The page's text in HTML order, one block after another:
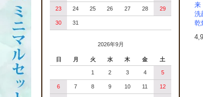
来
洗
乾
23 24 25 26 27 28 29
30 31
2026年9月
日 月 火 水 木 金 土
1 2 3 4 5
6 7 8 9 10 11 12